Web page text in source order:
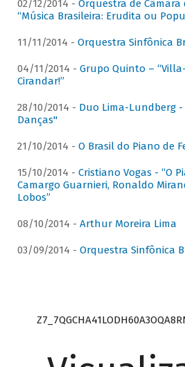
02/12/2014 - Orquestra de Câmara
“Música Brasileira: Erudita ou
11/11/2014 - Orquestra Sinfônica
04/11/2014 - Grupo Quinto –
Cirandar!”
28/10/2014 - Duo Lima-Lundberg
Danças"
21/10/2014 - O Brasil do Piano de
15/10/2014 - Cristiano Vogas - “O
Camargo Guarnieri, Ronaldo
Lobos”
08/10/2014 - Arthur Moreira Lima
03/09/2014 - Orquestra Sinfônica